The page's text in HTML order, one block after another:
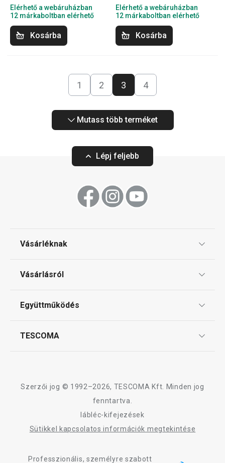
Elérhető a webáruházban
12 márkaboltban elérhető
Kosárba
Elérhető a webáruházban
12 márkaboltban elérhető
Kosárba
1 2 3 4
Mutass több terméket
Lépj feljebb
Vásárléknak
Gyakori kérdések
Vásárlásról
Reklamáció és termékvisszaküldés
Együttműködés
TESCOMA
Adatkezelési Tájékoztató
Szerzői jog © 1992–2026, TESCOMA Kft. Minden jog
fenntartva.
lábléc-kifejezések
Sütikkel kapcsolatos információk megtekintése
Professzionális, személyre szabott